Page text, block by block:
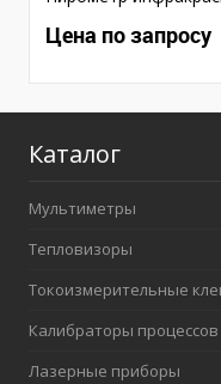
Цена по запросу
Каталог
Мультиметры
Тепловизоры
Токоизмерительные
Калибраторы процессов
Лазерные приборы